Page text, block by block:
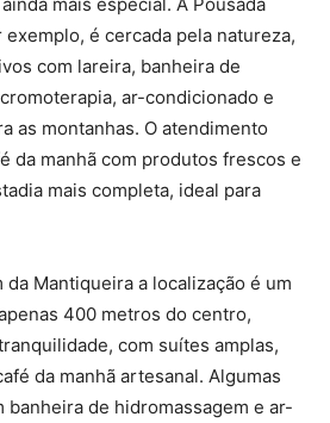
mais especial. A Pousada
é cercada pela natureza,
com lareira, banheira de
ar-condicionado e
as montanhas. O atendimento
da manhã com produtos frescos e
mais completa, ideal para
da Mantiqueira a localização é um
400 metros do centro,
com suítes amplas,
da manhã artesanal. Algumas
banheira de hidromassagem e ar-